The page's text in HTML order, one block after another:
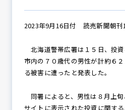
防犯パト
防犯セ
防犯対
2023年9月16日付 読売新聞朝刊
北海道警帯広署は１５日、投
市内の７０歳代の男性が計約６
る被害に遭ったと発表した。
同署によると、男性は８月上
サイトに表示された投資に関する